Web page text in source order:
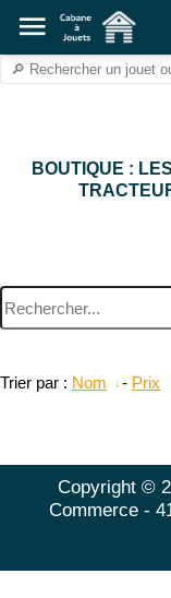
BOUTIQUE :
Trier par : Nom - Prix
Copyright ©
Commerce -
menu